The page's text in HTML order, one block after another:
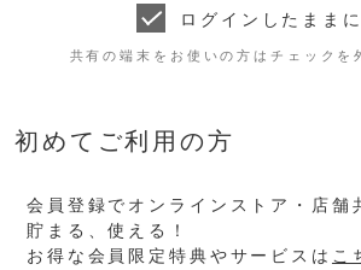
ログインしたまま
共有の端末をお使いの方はチェックを
初めてご利用の方
会員登録でオンラインストア・店舗
貯まる、使える！
お得な会員限定特典やサービスは こ